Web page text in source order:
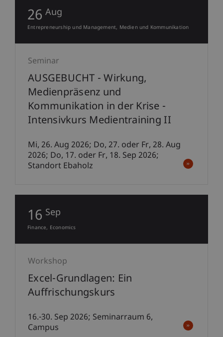
26 Aug
Entrepreneurship und Management Medien und Kommunikation
Seminar
AUSGEBUCHT - Wirkung,
Medienpräsenz und
Kommunikation in der Krise -
Intensivkurs Medientraining II
Mi, 26. Aug 2026; Do, 27. oder Fr, 28. Aug
2026; Do, 17. oder Fr, 18. Sep 2026;
Standort Ebaholz
16 Sep
Finance Economics
Workshop
Excel-Grundlagen: Ein
Auffrischungskurs
16.-30. Sep 2026; Seminarraum 6,
Campus